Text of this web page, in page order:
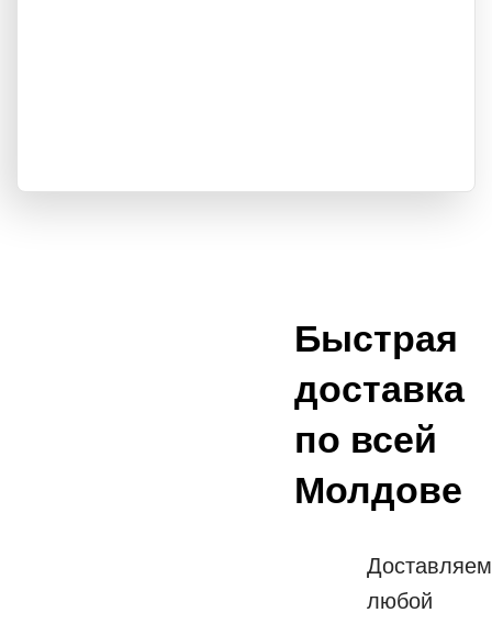
Быстрая
доставка
по всей
Молдове
Доставляем
любой